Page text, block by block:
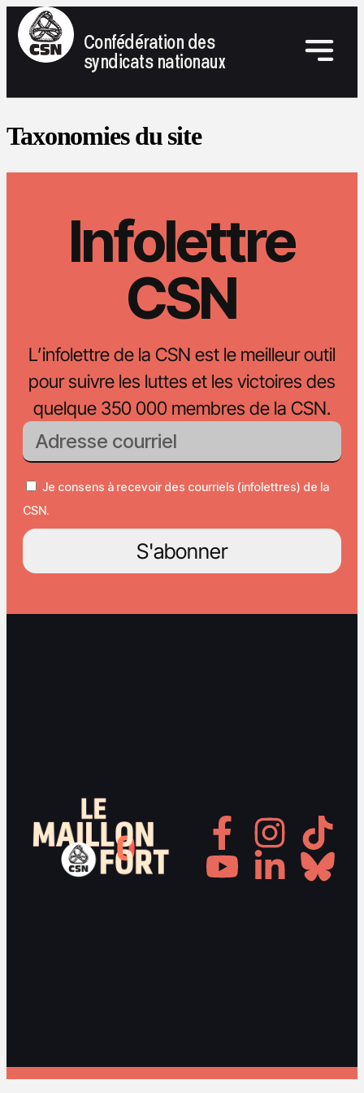
Confédération des
syndicats nationaux
Taxonomies du site
Infolettre
CSN
L’infolettre de la CSN est le meilleur outil
pour suivre les luttes et les victoires des
quelque 350 000 membres de la CSN.
Je consens à recevoir des courriels (infolettres) de la
CSN.
S'abonner